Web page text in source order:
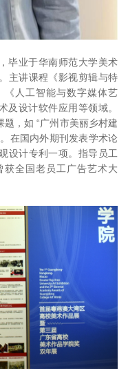
毕业于华南师范大学美术
主讲课程《影视剪辑与特
《人工智能与数字媒体艺
及设计软件应用等领域。
，如 “广州市美丽乡村建
在国内外期刊发表学术论
设计专利一项。指导员工
获全国老员工广告艺术大